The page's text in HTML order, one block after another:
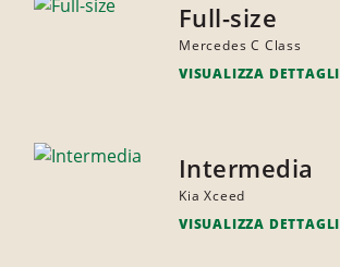
Full-size
Mercedes C Class
VISUALIZZA DETTAGLI
Intermedia
Kia Xceed
VISUALIZZA DETTAGLI